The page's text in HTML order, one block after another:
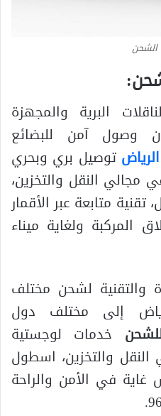
البرية والمجهزة
وصول آمن للبضائع
توصيل بري وبحري
مجالي النقل والتخزين،
متابعة عبر الأقمار
المركبة ولغاية ميناء
والتقنية لشحن مختلف
إلى مختلف دول
خدمات لوجستية
النقل والتخزين، اسطول
في الأمن والراحة